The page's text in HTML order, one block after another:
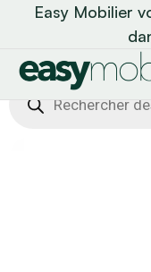
Easy Mobilier
Recherche
de